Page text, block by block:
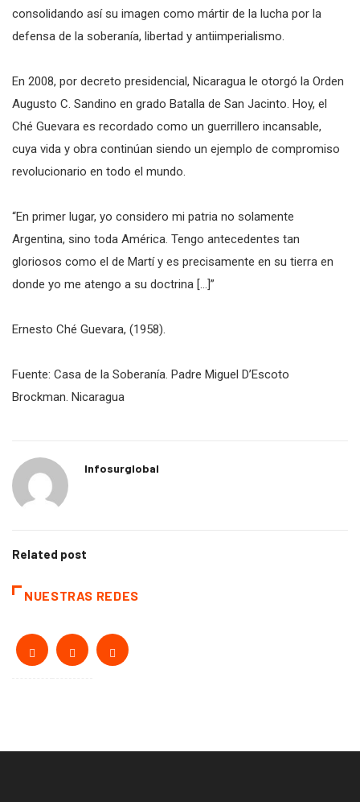
consolidando así su imagen como mártir de la lucha por la
defensa de la soberanía, libertad y antiimperialismo.
En 2008, por decreto presidencial, Nicaragua le otorgó la Orden
Augusto C. Sandino en grado Batalla de San Jacinto. Hoy, el
Ché Guevara es recordado como un guerrillero incansable,
cuya vida y obra continúan siendo un ejemplo de compromiso
revolucionario en todo el mundo.
“En primer lugar, yo considero mi patria no solamente
Argentina, sino toda América. Tengo antecedentes tan
gloriosos como el de Martí y es precisamente en su tierra en
donde yo me atengo a su doctrina […]”
Ernesto Ché Guevara, (1958).
Fuente: Casa de la Soberanía. Padre Miguel D’Escoto
Brockman. Nicaragua
Infosurglobal
Related post
NUESTRAS REDES